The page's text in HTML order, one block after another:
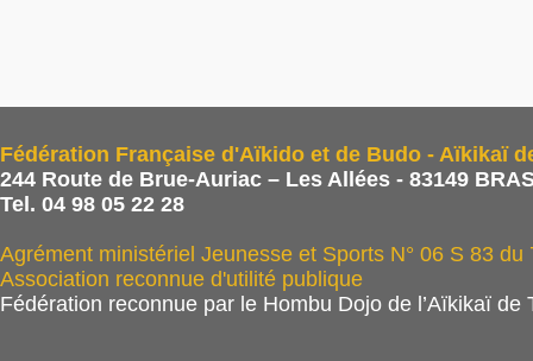
Fédération Française d'Aïkido et de Budo - Aïkikaï
244 Route de Brue-Auriac – Les Allées - 83149
Tel. 04 98 05 22 28
Agrément ministériel Jeunesse et Sports N° 06 S 83
Association reconnue d'utilité publique
Fédération reconnue par le Hombu Dojo de l’Aïkikaï de